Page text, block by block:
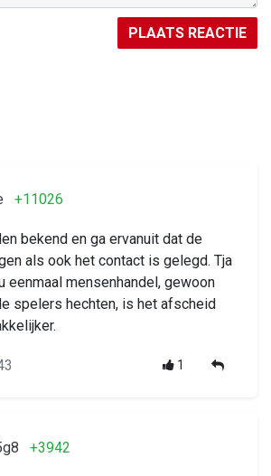
PLAATS REACTIE
+11026
bekend en ga ervanuit dat de
als ook het contact is gelegd. Tja
eenmaal mensenhandel, gewoon
spelers hechten, is het afscheid
1
+3942